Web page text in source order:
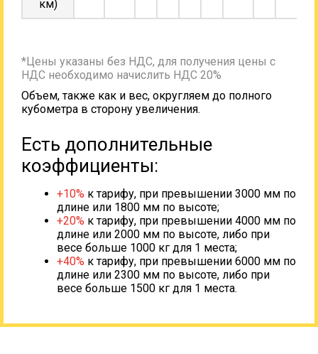
км)
*Цены указаны без НДС, для получения цены с
НДС необходимо начислить НДС 20%
Объем, также как и вес, округляем до полного
кубометра в сторону увеличения.
Есть дополнительные
коэффициенты:
+10% к тарифу, при превышении 3000 мм по
длине или 1800 мм по высоте;
+20% к тарифу, при превышении 4000 мм по
длине или 2000 мм по высоте, либо при
весе больше 1000 кг для 1 места;
+40% к тарифу, при превышении 6000 мм по
длине или 2300 мм по высоте, либо при
весе больше 1500 кг для 1 места.